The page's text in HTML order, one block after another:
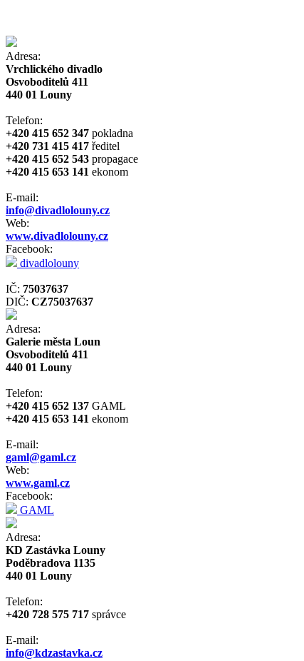
Adresa:
Vrchlického divadlo
Osvoboditelů 411
440 01 Louny
Telefon:
+420 415 652 347 pokladna
+420 731 415 417 ředitel
+420 415 652 543 propagace
+420 415 653 141 ekonom
E-mail:
info@divadlolouny.cz
Web:
www.divadlolouny.cz
Facebook:
divadlolouny
IČ: 75037637
DIČ: CZ75037637
Adresa:
Galerie města Loun
Osvoboditelů 411
440 01 Louny
Telefon:
+420 415 652 137 GAML
+420 415 653 141 ekonom
E-mail:
gaml@gaml.cz
Web:
www.gaml.cz
Facebook:
GAML
Adresa:
KD Zastávka Louny
Poděbradova 1135
440 01 Louny
Telefon:
+420 728 575 717 správce
E-mail:
info@kdzastavka.cz